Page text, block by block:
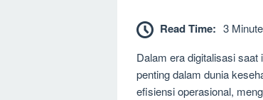
Read Time: 3
Dalam era digitalisasi
penting dalam dunia
efisiensi operasional,